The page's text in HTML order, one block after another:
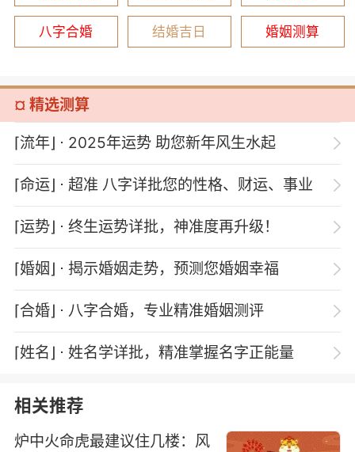
八字合婚 结婚吉日 婚姻测算
¤ 精选测算
⌈流年⌋ ⋅ 2025年运势 助您新年风生水起
⌈命运⌋ ⋅ 超准 八字详批您的性格、财运、事业
⌈运势⌋ ⋅ 终生运势详批，神准度再升级！
⌈婚姻⌋ ⋅ 揭示婚姻走势，预测您婚姻幸福
⌈合婚⌋ ⋅ 八字合婚，专业精准婚姻测评
⌈姓名⌋ ⋅ 姓名学详批，精准掌握名字正能量
相关推荐
炉中火命虎最建议住几楼：风